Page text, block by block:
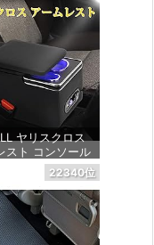
ヤリスクロス
スト コンソール
トヨタYarisCros
単 LED付き USB
掛 車内収納 ド
ルダー ヤリスク
ムレストusb202
和2年9月) ～
22340位